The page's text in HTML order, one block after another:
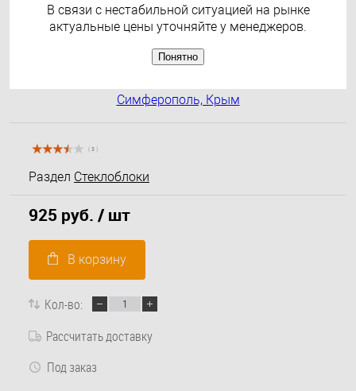
( 3 )
Раздел Стеклоблоки
925 руб. / шт
В корзину
Кол-во:
Рассчитать доставку
Под заказ
В связи с нестабильной ситуацией на рынке
актуальные цены уточняйте у менеджеров.
Понятно